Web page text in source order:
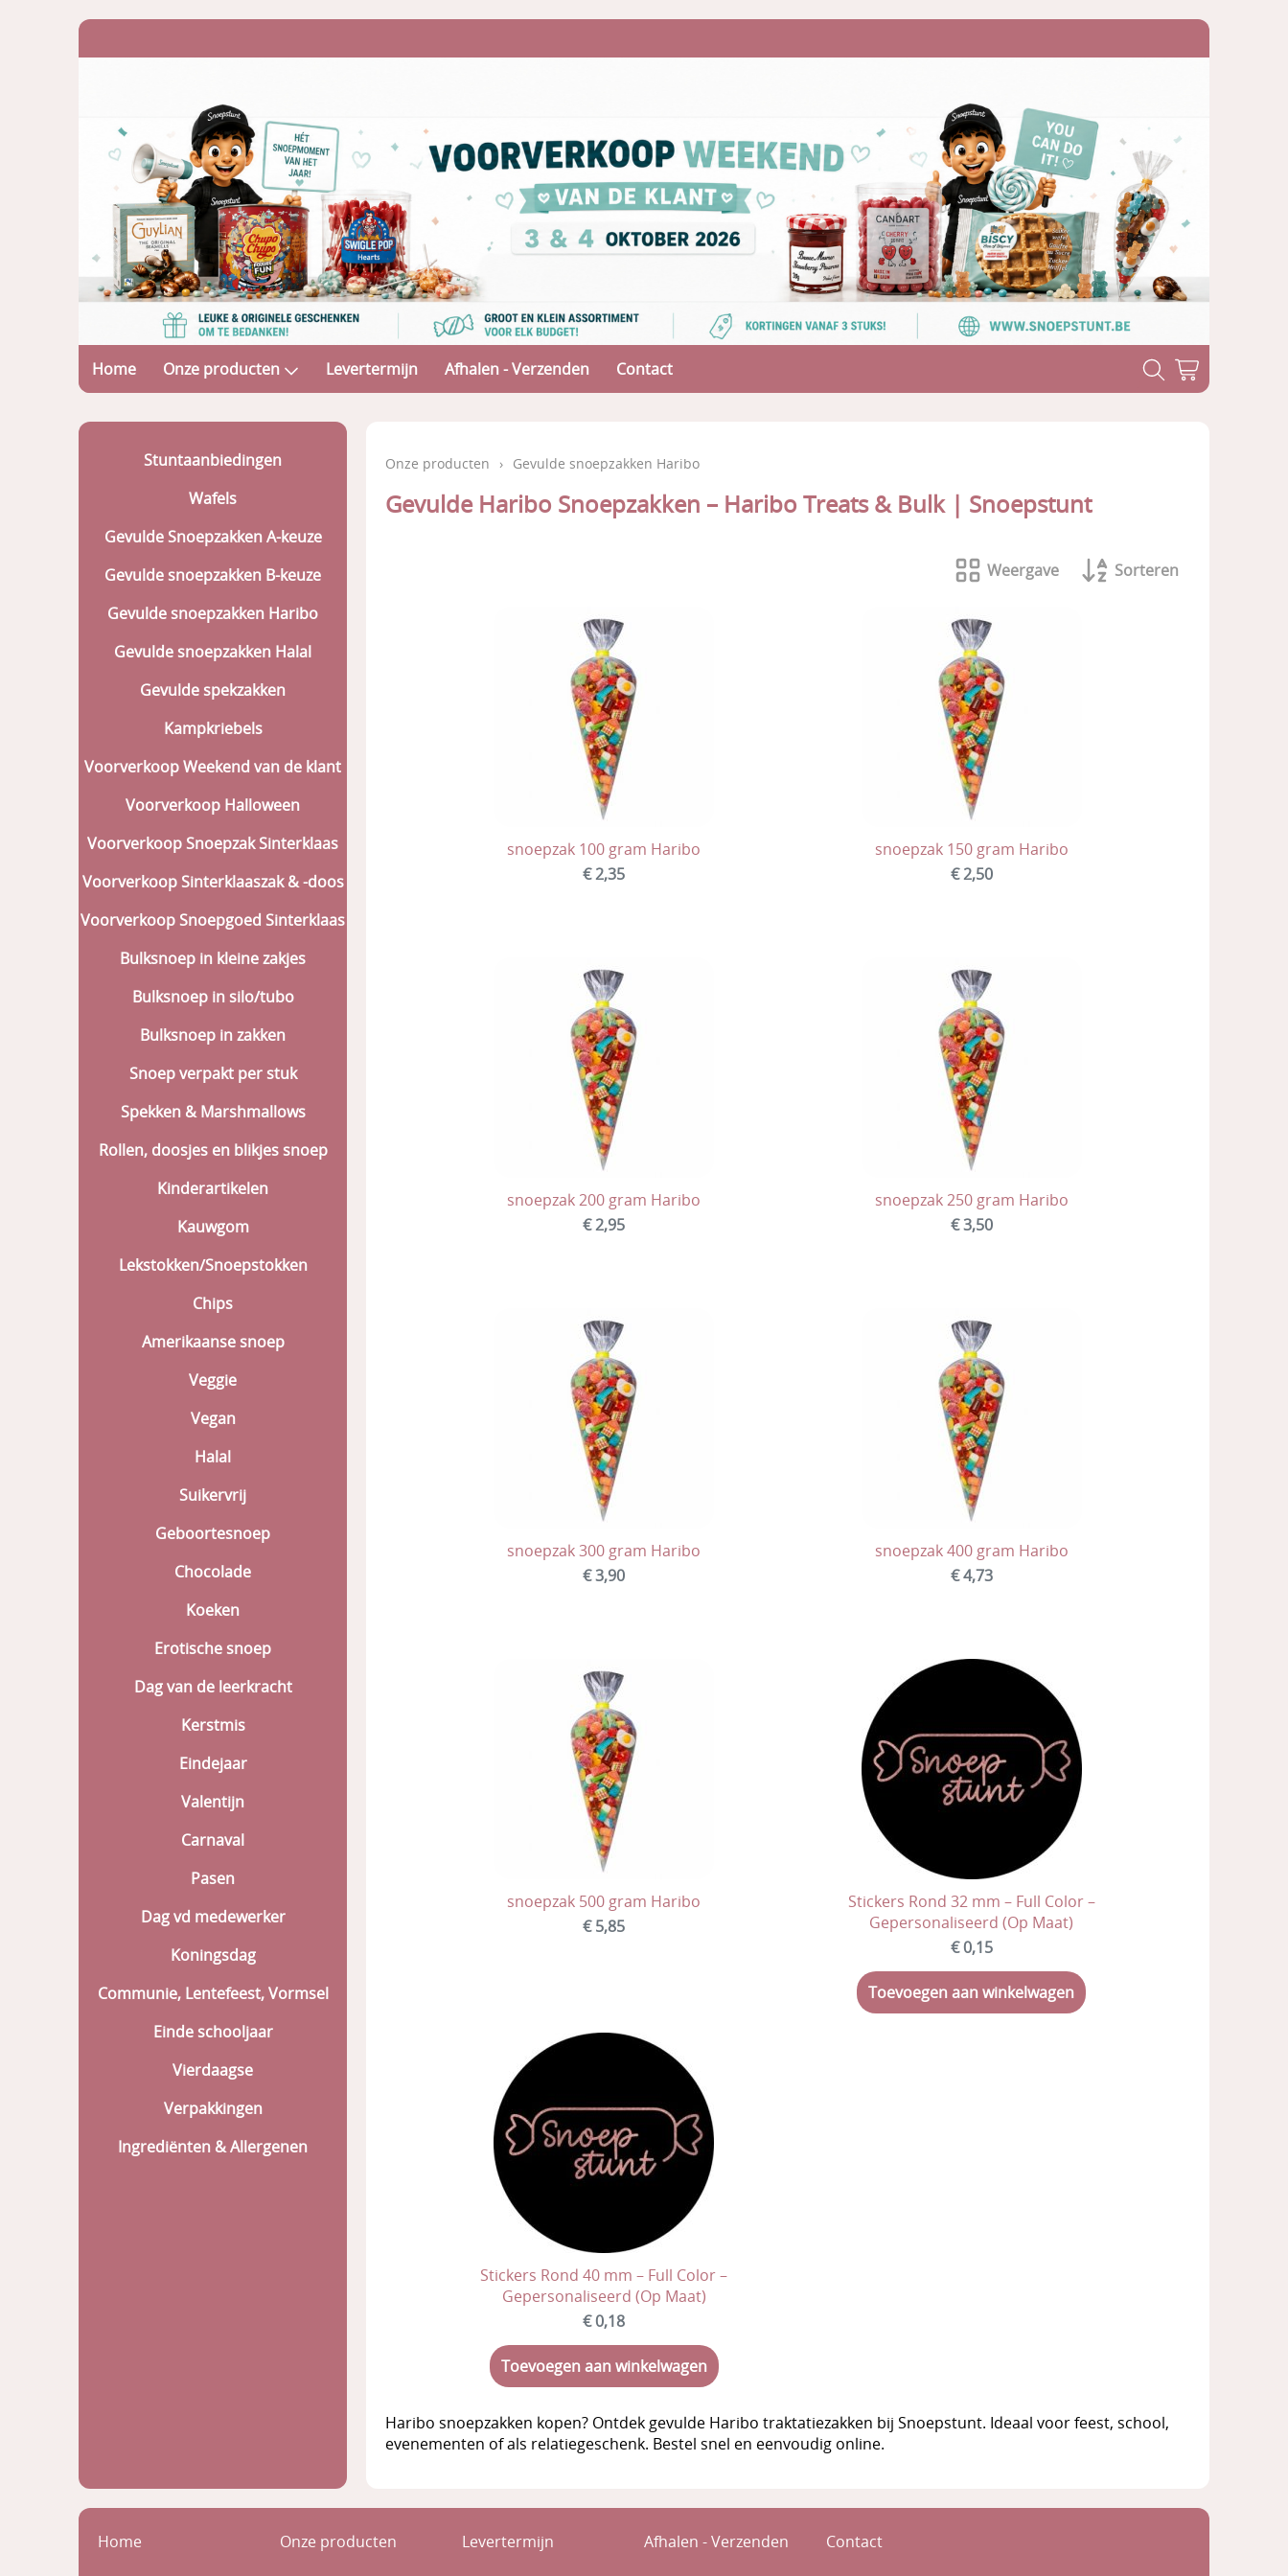
Home Onze producten Levertermijn Afhalen - Verzenden Contact
Stuntaanbiedingen
Wafels
Gevulde Snoepzakken A-keuze
Gevulde snoepzakken B-keuze
Gevulde snoepzakken Haribo
Gevulde snoepzakken Halal
Gevulde spekzakken
Kampkriebels
Voorverkoop Weekend van de klant
Voorverkoop Halloween
Voorverkoop Snoepzak Sinterklaas
Voorverkoop Sinterklaaszak & -doos
Voorverkoop Snoepgoed Sinterklaas
Bulksnoep in kleine zakjes
Bulksnoep in silo/tubo
Bulksnoep in zakken
Snoep verpakt per stuk
Spekken & Marshmallows
Rollen, doosjes en blikjes snoep
Kinderartikelen
Kauwgom
Lekstokken/Snoepstokken
Chips
Amerikaanse snoep
Veggie
Vegan
Halal
Suikervrij
Geboortesnoep
Chocolade
Koeken
Erotische snoep
Dag van de leerkracht
Kerstmis
Eindejaar
Valentijn
Carnaval
Pasen
Dag vd medewerker
Koningsdag
Communie, Lentefeest, Vormsel
Einde schooljaar
Vierdaagse
Verpakkingen
Ingrediënten & Allergenen
Onze producten › Gevulde snoepzakken Haribo
Gevulde Haribo Snoepzakken – Haribo Treats & Bulk | Snoepstunt
Weergave Sorteren
snoepzak 100 gram Haribo
€ 2,35
snoepzak 150 gram Haribo
€ 2,50
snoepzak 200 gram Haribo
€ 2,95
snoepzak 250 gram Haribo
€ 3,50
snoepzak 300 gram Haribo
€ 3,90
snoepzak 400 gram Haribo
€ 4,73
snoepzak 500 gram Haribo
€ 5,85
Stickers Rond 32 mm – Full Color –
Gepersonaliseerd (Op Maat)
€ 0,15
Toevoegen aan winkelwagen
Stickers Rond 40 mm – Full Color –
Gepersonaliseerd (Op Maat)
€ 0,18
Toevoegen aan winkelwagen
Haribo snoepzakken kopen? Ontdek gevulde Haribo traktatiezakken bij Snoepstunt. Ideaal voor feest, school,
evenementen of als relatiegeschenk. Bestel snel en eenvoudig online.
Home Onze producten Levertermijn Afhalen - Verzenden Contact